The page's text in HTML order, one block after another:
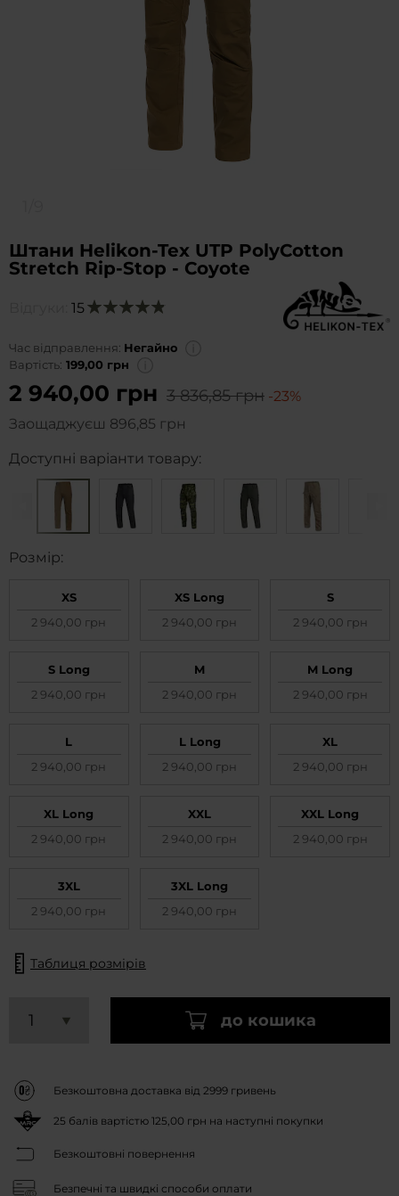
Штани Helikon-Tex UTP PolyCotton
Stretch Rip-Stop - Coyote
15Оцінка:
Час відправлення: Негайно
Вартість: 199,00 грн
2 940,00 грн 3 836,85 грн -23%
Заощаджуєш 896,85 грн
Доступні варіанти товару:
Pозмір:
XS
2 940,00 грн
XS Long
2 940,00 грн
S
2 940,00 грн
S Long
2 940,00 грн
M
2 940,00 грн
M Long
2 940,00 грн
L
2 940,00 грн
L Long
2 940,00 грн
XL
2 940,00 грн
XL Long
2 940,00 грн
XXL
2 940,00 грн
XXL Long
2 940,00 грн
3XL
2 940,00 грн
3XL Long
2 940,00 грн
Таблиця розмірів
до кошика
Безкоштовна доставка від 2999 гривень
25 балів вартістю 125,00 грн на наступні покупки
Безкоштовні повернення
Безпечні та швидкі способи оплати